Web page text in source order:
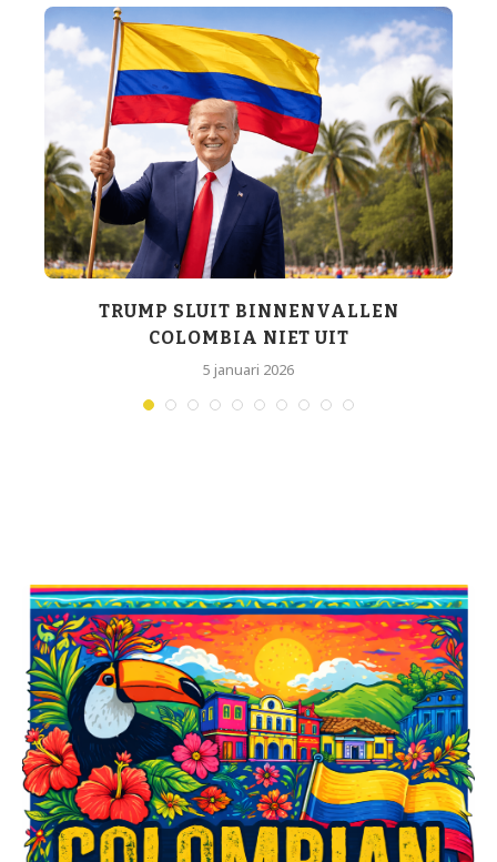
TRUMP SLUIT BINNENVALLEN
COLOMBIA NIET UIT
5 januari 2026